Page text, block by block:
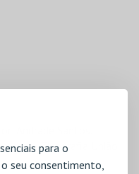
para o
seu consentimento,
Tipografia União